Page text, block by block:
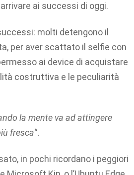
ai successi di oggi.
molti detengono il
per aver scattato il selfie con
ai device di acquistare
costruttiva e le peculiarità
la mente va ad attingere
fresca“.
in pochi ricordano i peggiori